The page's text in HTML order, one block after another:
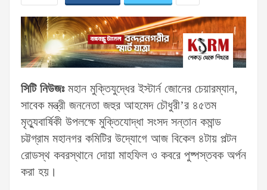
সিটি নিউজঃমহান মুক্তিযুদ্ধের ইস্টার্ন জোনের চেয়ারম্যান,
সাবেক মন্ত্রী জননেতা জহুর আহমেদ চৌধুরী’র ৪৫তম
মৃত্যুবার্ষিকী উপলক্ষে মুক্তিযোদ্ধা সংসদ সন্তান কমান্ড
চট্টগ্রাম মহানগর কমিটির উদ্যোগে আজ বিকেল ৪টায় পল্টন
রোডস্থ কবরস্থানে দোয়া মাহফিল ও কবরে পুষ্পস্তবক অর্পন
করা হয়।